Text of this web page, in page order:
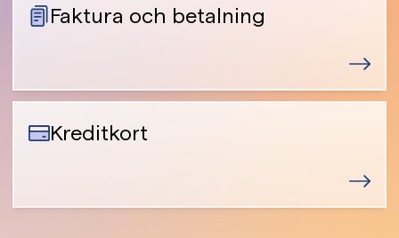
Faktura och betalning
Kreditkort